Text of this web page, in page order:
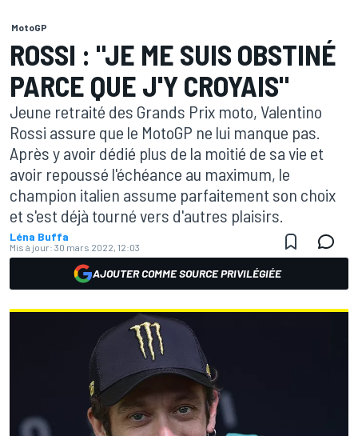
MotoGP
ROSSI : "JE ME SUIS OBSTINÉ
PARCE QUE J'Y CROYAIS"
Jeune retraité des Grands Prix moto, Valentino
Rossi assure que le MotoGP ne lui manque pas.
Après y avoir dédié plus de la moitié de sa vie et
avoir repoussé l'échéance au maximum, le
champion italien assume parfaitement son choix
et s'est déjà tourné vers d'autres plaisirs.
Léna Buffa
Mis à jour: 30 mars 2022, 12:03
AJOUTER COMME SOURCE PRIVILÉGIÉE